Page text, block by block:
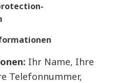
Ihr Name, Ihre
Telefonnummer,